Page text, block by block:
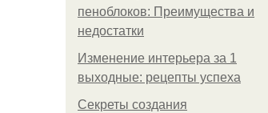
пеноблоков: Преимущества и
недостатки
Изменение интерьера за 1
выходные: рецепты успеха
Секреты создания